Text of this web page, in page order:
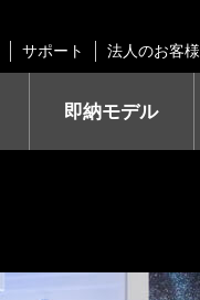
サポート 法人のお客様
即納モデル